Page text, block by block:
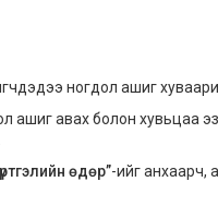
ногдол ашиг
ашиг авах болон хувьцаа
өдөр”-ийг анхаарч,